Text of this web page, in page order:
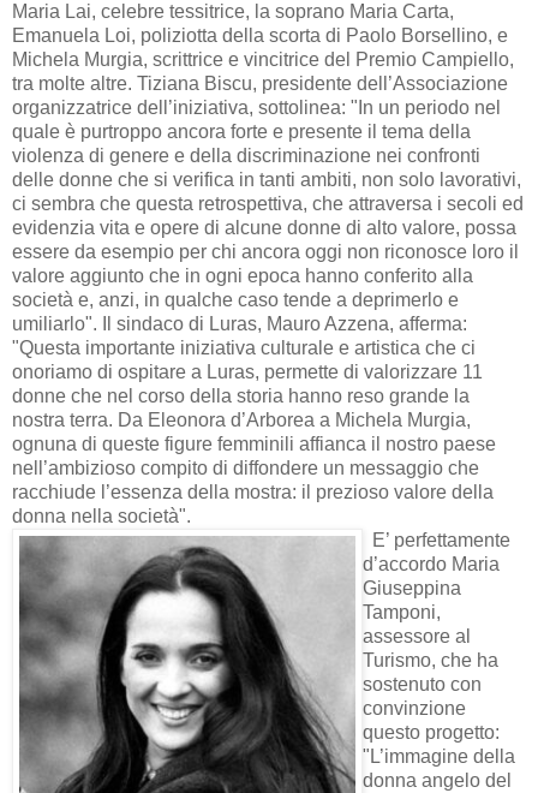
Maria Lai, celebre tessitrice, la soprano Maria Carta,
Emanuela Loi, poliziotta della scorta di Paolo Borsellino, e
Michela Murgia, scrittrice e vincitrice del Premio Campiello,
tra molte altre. Tiziana Biscu, presidente dell’Associazione
organizzatrice dell’iniziativa, sottolinea: "In un periodo nel
quale è purtroppo ancora forte e presente il tema della
violenza di genere e della discriminazione nei confronti
delle donne che si verifica in tanti ambiti, non solo lavorativi,
ci sembra che questa retrospettiva, che attraversa i secoli ed
evidenzia vita e opere di alcune donne di alto valore, possa
essere da esempio per chi ancora oggi non riconosce loro il
valore aggiunto che in ogni epoca hanno conferito alla
società e, anzi, in qualche caso tende a deprimerlo e
umiliarlo". Il sindaco di Luras, Mauro Azzena, afferma:
"Questa importante iniziativa culturale e artistica che ci
onoriamo di ospitare a Luras, permette di valorizzare 11
donne che nel corso della storia hanno reso grande la
nostra terra. Da Eleonora d’Arborea a Michela Murgia,
ognuna di queste figure femminili affianca il nostro paese
nell’ambizioso compito di diffondere un messaggio che
racchiude l’essenza della mostra: il prezioso valore della
donna nella società".
E’ perfettamente
d’accordo Maria
Giuseppina
Tamponi,
assessore al
Turismo, che ha
sostenuto con
convinzione
questo progetto:
"L’immagine della
donna angelo del